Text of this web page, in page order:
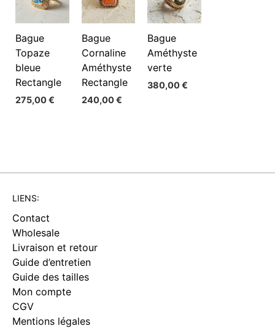
Bague
Topaze
bleue
Rectangle
275,00€
Bague
Cornaline
Améthyste
Rectangle
240,00€
Bague
Améthyste
verte
380,00€
LIENS:
Contact
Wholesale
Livraison et retour
Guide d’entretien
Guide des tailles
Mon compte
CGV
Mentions légales